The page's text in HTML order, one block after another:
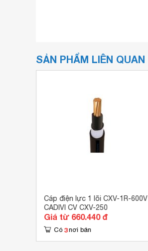
SẢN PHẨM LIÊN QUAN
Cáp điện lực 1 lõi CXV-1R-600V
CADIVI CV CXV-250
Giá từ 660.440 đ
Có 3 nơi bán